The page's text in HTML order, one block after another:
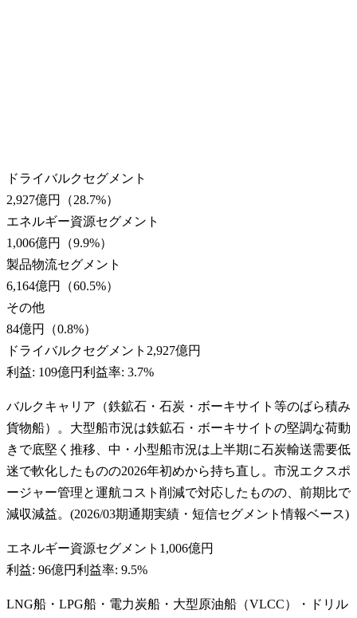
ドライバルクセグメント
2,927億円
（28.7%）
エネルギー資源セグメント
1,006億円
（9.9%）
製品物流セグメント
6,164億円
（60.5%）
その他
84億円
（0.8%）
ドライバルクセグメント 2,927億円
利益: 109億円利益率: 3.7%
バルクキャリア（鉄鉱石・石炭・ボーキサイト等のばら積み
貨物船）。大型船市況は鉄鉱石・ボーキサイトの堅調な荷動
きで底堅く推移、中・小型船市況は上半期に石炭輸送需要低
迷で軟化したものの2026年初めから持ち直し。市況エクスポ
ージャー管理と運航コスト削減で対応したものの、前期比で
減収減益。(2026/03期通期実績・短信セグメント情報ベース)
エネルギー資源セグメント 1,006億円
利益: 96億円利益率: 9.5%
LNG船・LPG船・電力炭船・大型原油船（VLCC）・ドリル